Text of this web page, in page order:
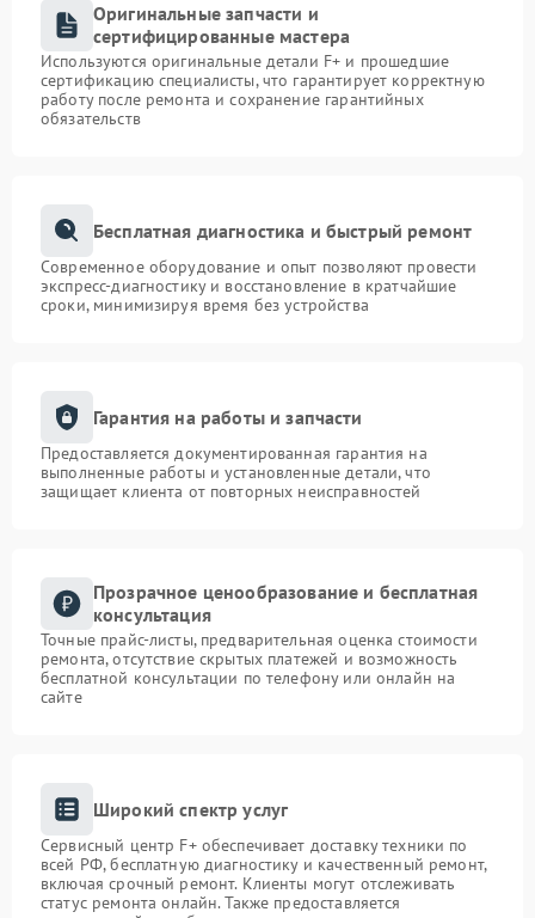
Оригинальные запчасти и
сертифицированные мастера
Используются оригинальные детали F+ и прошедшие
сертификацию специалисты, что гарантирует корректную
работу после ремонта и сохранение гарантийных
обязательств
Бесплатная диагностика и быстрый ремонт
Современное оборудование и опыт позволяют провести
экспресс-диагностику и восстановление в кратчайшие
сроки, минимизируя время без устройства
Гарантия на работы и запчасти
Предоставляется документированная гарантия на
выполненные работы и установленные детали, что
защищает клиента от повторных неисправностей
Прозрачное ценообразование и бесплатная
консультация
Точные прайс-листы, предварительная оценка стоимости
ремонта, отсутствие скрытых платежей и возможность
бесплатной консультации по телефону или онлайн на
сайте
Широкий спектр услуг
Сервисный центр F+ обеспечивает доставку техники по
всей РФ, бесплатную диагностику и качественный ремонт,
включая срочный ремонт. Клиенты могут отслеживать
статус ремонта онлайн. Также предоставляется